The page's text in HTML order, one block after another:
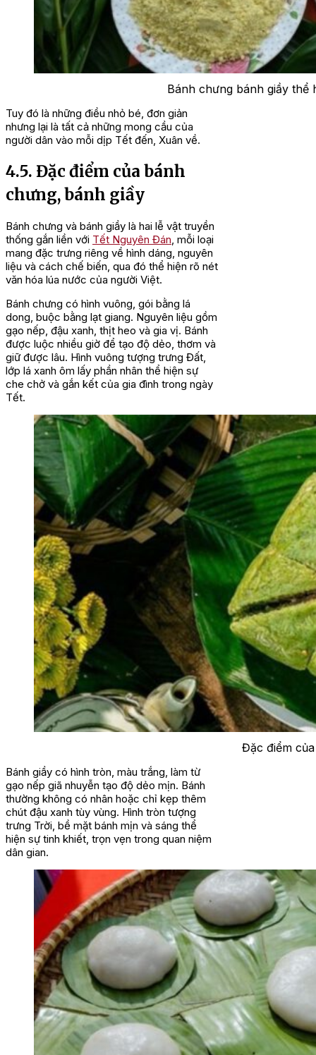
Bánh chưng bánh giầy
Tuy đó là những điều nhỏ bé, đơn giản
nhưng lại là tất cả những mong cầu của
người dân vào mỗi dịp Tết đến, Xuân về.
4.5. Đặc điểm của bánh
chưng, bánh giầy
Bánh chưng và bánh giầy là hai lễ vật truyền
thống gắn liền với Tết Nguyên Đán, mỗi loại
mang đặc trưng riêng về hình dáng, nguyên
liệu và cách chế biến, qua đó thể hiện rõ nét
văn hóa lúa nước của người Việt.
Bánh chưng có hình vuông, gói bằng lá
dong, buộc bằng lạt giang. Nguyên liệu gồm
gạo nếp, đậu xanh, thịt heo và gia vị. Bánh
được luộc nhiều giờ để tạo độ dẻo, thơm và
giữ được lâu. Hình vuông tượng trưng Đất,
lớp lá xanh ôm lấy phần nhân thể hiện sự
che chở và gắn kết của gia đình trong ngày
Tết.
Đặc điểm
Bánh giầy có hình tròn, màu trắng, làm từ
gạo nếp giã nhuyễn tạo độ dẻo mịn. Bánh
thường không có nhân hoặc chỉ kẹp thêm
chút đậu xanh tùy vùng. Hình tròn tượng
trưng Trời, bề mặt bánh mịn và sáng thể
hiện sự tinh khiết, trọn vẹn trong quan niệm
dân gian.